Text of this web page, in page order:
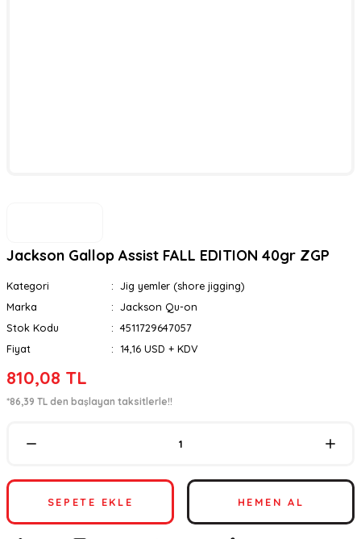
Jackson Gallop Assist FALL EDITION 40gr ZGP
Kategori
Jig yemler (shore jigging)
Marka
Jackson Qu-on
Stok Kodu
4511729647057
Fiyat
14,16 USD + KDV
810,08 TL
*86,39 TL den başlayan taksitlerle!!
SEPETE EKLE HEMEN AL